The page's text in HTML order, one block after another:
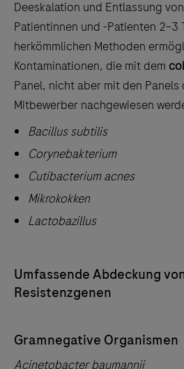
Deeskalation und Entlassung
Patientinnen und -Patienten 2–3
herkömmlichen Methoden
Kontaminationen, die mit dem
Panel, nicht aber mit den Panels
Mitbewerber nachgewiesen
Bacillus subtilis
Corynebakterium
Cutibacterium acnes
Mikrokokken
Lactobazillus
Umfassende Abdeckung
Resistenzgenen
Gramnegative Organismen
Acinetobacter baumannii